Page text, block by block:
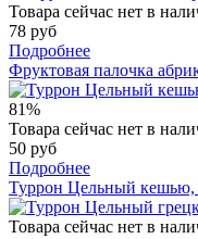
Товара сейчас нет в
78 руб
Подробнее
Фруктовая палочка
81%
Товара сейчас нет в
50 руб
Подробнее
Туррон Цельный кешью,
Товара сейчас нет в